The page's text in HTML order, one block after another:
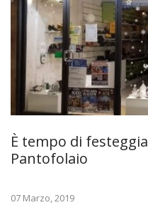
È tempo di
Pantofolaio
07 Marzo, 2019